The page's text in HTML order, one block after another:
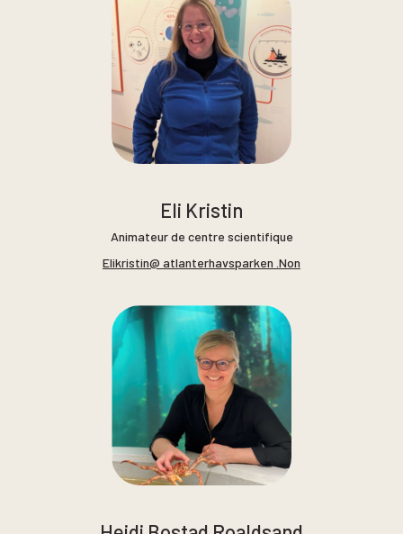
Eli Kristin
Animateur de centre scientifique
Elikristin@ atlanterhavsparken .Non